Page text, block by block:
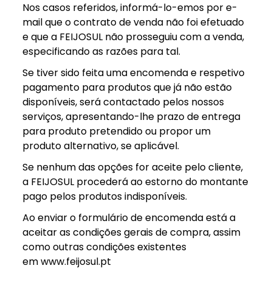
Nos casos referidos, informá-lo-emos por e-
mail que o contrato de venda não foi efetuado
e que a FEIJOSUL não prosseguiu com a venda,
especificando as razões para tal.
Se tiver sido feita uma encomenda e respetivo
pagamento para produtos que já não estão
disponíveis, será contactado pelos nossos
serviços, apresentando-lhe prazo de entrega
para produto pretendido ou propor um
produto alternativo, se aplicável.
Se nenhum das opções for aceite pelo cliente,
a FEIJOSUL procederá ao estorno do montante
pago pelos produtos indisponíveis.
Ao enviar o formulário de encomenda está a
aceitar as condições gerais de compra, assim
como outras condições existentes
em www.feijosul.pt